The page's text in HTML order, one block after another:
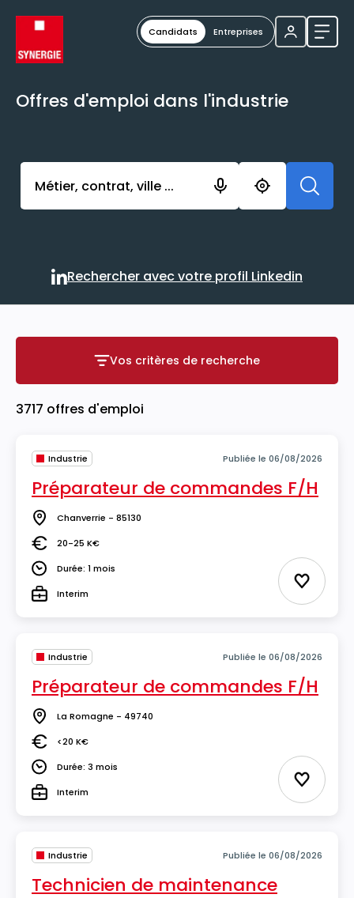
Candidats Entreprises
Offres d'emploi dans l'industrie
Activer l’élément pour lancer l’enregistrement.
Rechercher avec votre
Rechercher avec votre profil Linkedin
Vos critères de recherche
Vos critères de recherche
3717 offres d'emploi
Industrie Publiée le 06/08/2026
Préparateur de commandes F/H
Lieu Chanverrie - 85130
Salaire20-25 K€
DuréeDurée: 1 mois
TypeInterim Ajouter
Industrie Publiée le 06/08/2026
Préparateur de commandes F/H
Lieu La Romagne - 49740
Salaire<20 K€
DuréeDurée: 3 mois
TypeInterim Ajouter
Industrie Publiée le 06/08/2026
Technicien de maintenance